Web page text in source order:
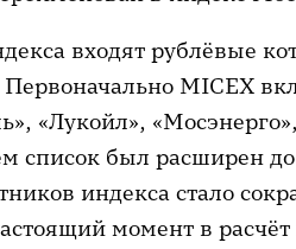
входят рублёвые
MICEX
«Лукойл»,
список был расширен
индекса стало
момент в расчёт